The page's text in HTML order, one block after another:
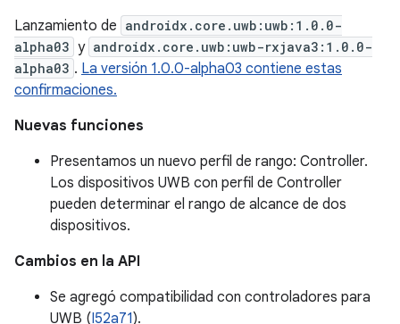
Lanzamiento de androidx.core.uwb:uwb:1.0.0-
alpha03 y androidx.core.uwb:uwb-rxjava3:1.0.0-
alpha03 . La versión 1.0.0-alpha03 contiene estas
confirmaciones.
Nuevas funciones
Presentamos un nuevo perfil de rango: Controller.
Los dispositivos UWB con perfil de Controller
pueden determinar el rango de alcance de dos
dispositivos.
Cambios en la API
Se agregó compatibilidad con controladores para
UWB (I52a71).